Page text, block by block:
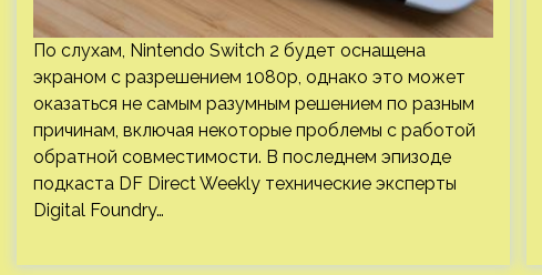
По слухам, Nintendo Switch 2 будет оснащена
экраном с разрешением 1080p, однако это может
оказаться не самым разумным решением по разным
причинам, включая некоторые проблемы с работой
обратной совместимости. В последнем эпизоде
подкаста DF Direct Weekly технические эксперты
Digital Foundry…